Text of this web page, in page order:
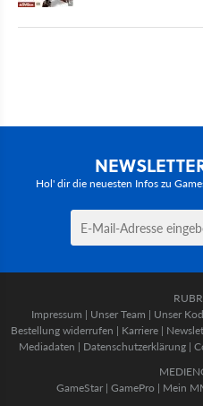
Hol' dir die neuesten Infos zu
Impressum | Unser Team | Unser
Bestellung widerrufen | Karriere |
Mediadaten | Datenschutzerklärung |
GameStar| GamePro | Mein